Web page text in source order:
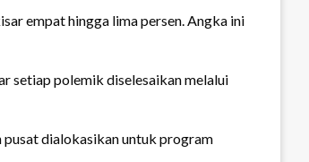
empat hingga lima persen. Angka ini
setiap polemik diselesaikan melalui
pusat dialokasikan untuk program